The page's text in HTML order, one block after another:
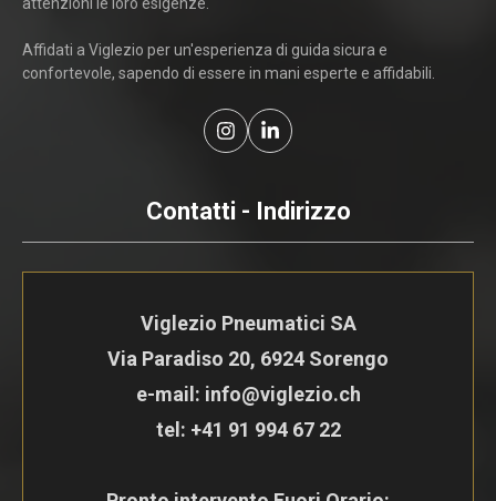
Affidati a Viglezio per un'esperienza di guida sicura e
confortevole, sapendo di essere in mani esperte e affidabili.
Contatti - Indirizzo
Viglezio Pneumatici SA
Via Paradiso 20, 6924 Sorengo
e-mail: info@viglezio.ch
tel: +41 91 994 67 22